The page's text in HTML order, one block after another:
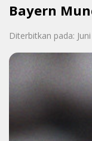
Bayern
Diterbitkan pada: